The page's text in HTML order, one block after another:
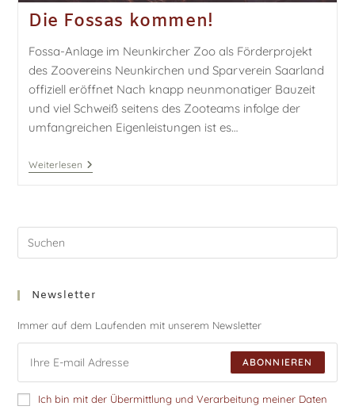
Die Fossas kommen!
Fossa-Anlage im Neunkircher Zoo als Förderprojekt
des Zoovereins Neunkirchen und Sparverein Saarland
offiziell eröffnet Nach knapp neunmonatiger Bauzeit
und viel Schweiß seitens des Zooteams infolge der
umfangreichen Eigenleistungen ist es…
Weiterlesen
Newsletter
Immer auf dem Laufenden mit unserem Newsletter
ABONNIEREN
Ich bin mit der Übermittlung und Verarbeitung meiner Daten